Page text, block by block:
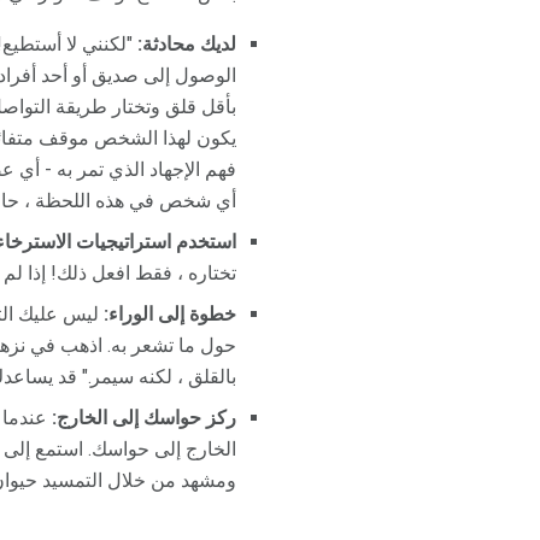
لديك محادثة: "لكنني لا
الوصول إلى صديق أو أحد
بأقل قلق وتختار طريقة
يكون لهذا الشخص موقف
فهم الإجهاد الذي تمر به -
أي شخص في هذه اللحظة ،
استخدم استراتيجيات
تختاره ، فقط افعل ذلك! إذا
خطوة إلى الوراء:
حول ما تشعر به. اذهب في
بالقلق ، لكنه سيمر." قد
ركز حواسك إلى الخارج:
الخارج إلى حواسك. استمع
ومشهد من خلال التمسيد